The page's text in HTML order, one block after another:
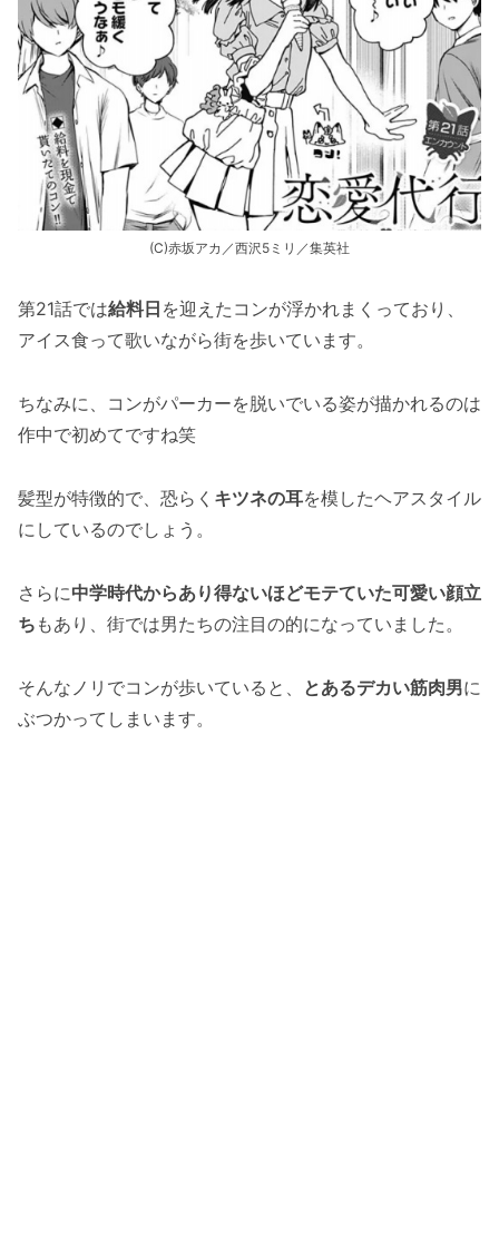
(C)赤坂アカ／西沢5ミリ／集英社
第21話では給料日 を迎えたコンが浮かれまくっており、
アイス食って歌いながら街を歩いています。
ちなみに、コンがパーカーを脱いでいる姿が描かれるのは
作中で初めてですね笑
髪型が特徴的で、恐らく キツネの耳を模したヘアスタイル
にしているのでしょう。
さらに中学時代からあり得ないほどモテていた可愛い顔立
ち もあり、街では男たちの注目の的になっていました。
そんなノリでコンが歩いていると、 とあるデカい筋肉男に
ぶつかってしまいます。